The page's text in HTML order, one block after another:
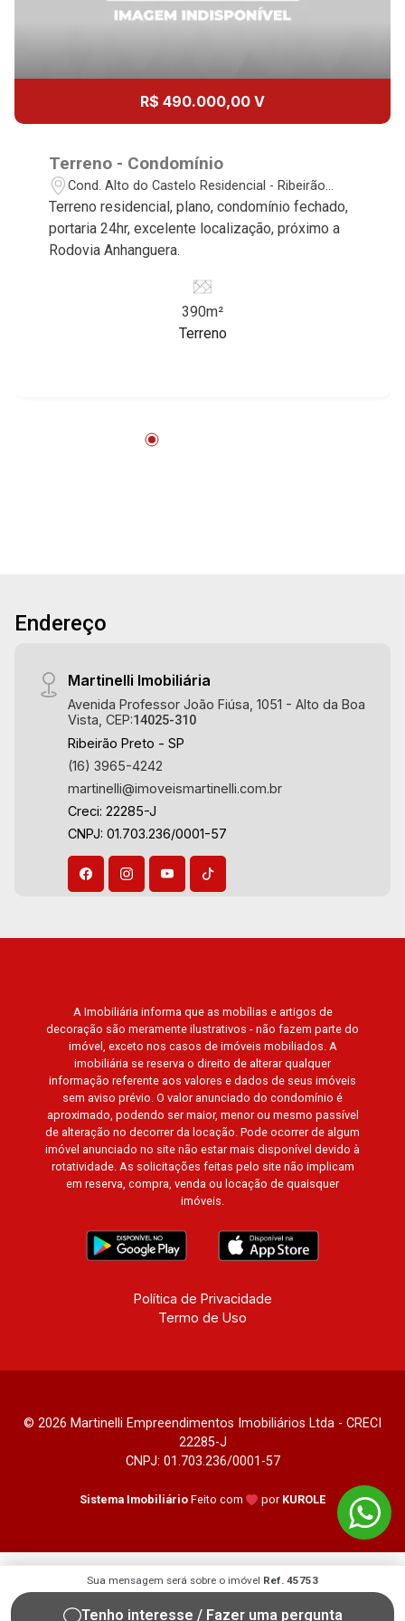
18
19
Aug/Wed
20
14:00
15:00
16:00
R$ 490.000,00 V
Terreno - Condomínio
Cond. Alto do Castelo Residencial - Ribeirão
Preto/SP
Terreno residencial, plano, condomínio fechado,
portaria 24hr, excelente localização, próximo a
Rodovia Anhanguera.
390m²
Terreno
Sua mensagem será sobre o imóvel Ref. 45753
Tenho interesse / Fazer uma pergunta
Endereço
Martinelli Imobiliária
Avenida Professor João Fiúsa, 1051 - Alto da Boa
Vista, CEP:14025-310
Ribeirão Preto - SP
(16) 3965-4242
martinelli@imoveismartinelli.com.br
Creci: 22285-J
CNPJ: 01.703.236/0001-57
A Imobiliária informa que as mobílias e artigos de
decoração são meramente ilustrativos - não fazem parte do
imóvel, exceto nos casos de imóveis mobiliados. A
imobiliária se reserva o direito de alterar qualquer
informação referente aos valores e dados de seus imóveis
sem aviso prévio. O valor anunciado do condomínio é
aproximado, podendo ser maior, menor ou mesmo passível
de alteração no decorrer da locação. Pode ocorrer de algum
imóvel anunciado no site não estar mais disponível devido à
rotatividade. As solicitações feitas pelo site não implicam
em reserva, compra, venda ou locação de quaisquer
imóveis.
Política de Privacidade
Termo de Uso
© 2026 Martinelli Empreendimentos Imobiliários Ltda - CRECI
22285-J
CNPJ: 01.703.236/0001-57
Sistema Imobiliário Feito com por KUROLE